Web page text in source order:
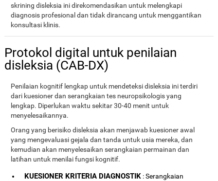
skrining disleksia ini direkomendasikan untuk melengkapi
diagnosis profesional dan tidak dirancang untuk menggantikan
konsultasi klinis.
Protokol digital untuk penilaian
disleksia (CAB-DX)
Penilaian kognitif lengkap untuk mendeteksi disleksia ini terdiri
dari kuesioner dan serangkaian tes neuropsikologis yang
lengkap. Diperlukan waktu sekitar 30-40 menit untuk
menyelesaikannya.
Orang yang berisiko disleksia akan menjawab kuesioner awal
yang mengevaluasi gejala dan tanda untuk usia mereka, dan
kemudian akan menyelesaikan serangkaian permainan dan
latihan untuk menilai fungsi kognitif.
KUESIONER KRITERIA DIAGNOSTIK : Serangkaian